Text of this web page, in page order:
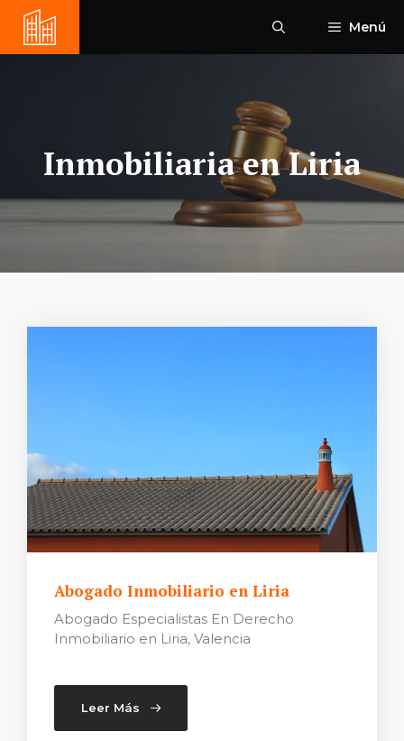
Saltar
contenido
Menú
Inmobiliaria en Liria
Abogado Inmobiliario en Liria
Abogado Especialistas En Derecho
Inmobiliario en Liria, Valencia
Leer Más